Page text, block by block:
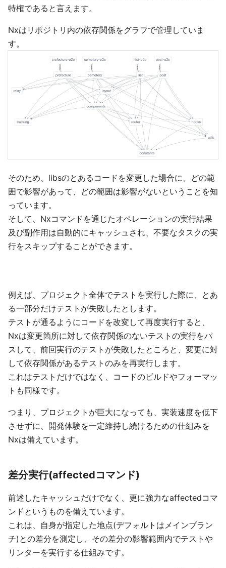
特権であると言えます。
Nxはリポジトリ内の依存関係をグラフで管理していま
す。
そのため、libsのとあるコードを変更した場合に、どの範
囲で影響があって、どの範囲は影響がないということを知
っています。
そして、Nxコマンドを通じたオペレーションの実行結果
及び副作用は自動的にキャッシュされ、不要なタスクの実
行をスキップすることができます。
例えば、プロジェクト全体でテストを実行した際に、とあ
る一部分だけテストが失敗したとします。
テストが通るようにコードを改変して再度実行すると、
Nxは変更箇所に対して依存関係のないテストの実行をパ
スして、前回実行のテストが失敗したところと、変更に対
して依存関係があるテストのみを再実行します。
これはテストだけではなく、コードのビルドやフォーマッ
トも同様です。
つまり、プロジェクトが巨大になっても、実装速度を低下
させずに、開発体験を一定維持し続けるための仕組みを
Nxは備えています。
差分実行(affectedコマンド)
前述したキャッシュだけでなく、更に強力なaffectedコマ
ンドというものを備えています。
これは、自身が指定した地点(デフォルトはメインブラン
チ)との差分を測定し、その差分の影響範囲内でテストや
リンターを実行する仕組みです。